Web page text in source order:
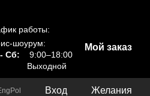
работы:
шоурум:
Сб:
9:00–18:00
Выходной
Мой заказ
Pol Вход Желания